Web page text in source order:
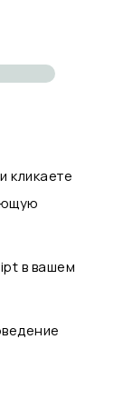
кликаете
в вашем